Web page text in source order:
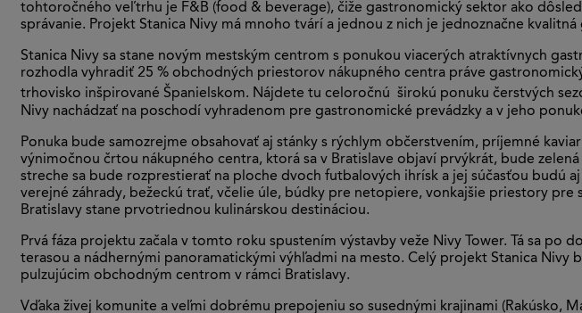
tohtoročného veľtrhu je F&B (food & beverage), čiže gastronomický sektor ako
správanie. Projekt Stanica Nivy má mnoho tvárí a jednou z nich je jednoznačne
Stanica Nivy sa stane novým mestským centrom s ponukou viacerých atraktívnych
rozhodla vyhradiť 25 % obchodných priestorov nákupného centra práve
trhovisko inšpirované Španielskom. Nájdete tu celoročnú širokú ponuku čerstvých
Nivy nachádzať na poschodí vyhradenom pre gastronomické prevádzky a v jeho
Ponuka bude samozrejme obsahovať aj stánky s rýchlym občerstvením, príjemné
výnimočnou črtou nákupného centra, ktorá sa v Bratislave objaví prvýkrát, bude
streche sa bude rozprestierať na ploche dvoch futbalových ihrísk a jej súčasťou budú
verejné záhrady, bežeckú trať, včelie úle, búdky pre netopiere, vonkajšie priestory
Bratislavy stane prvotriednou kulinárskou destináciou.
Prvá fáza projektu začala v tomto roku spustením výstavby veže Nivy Tower. Tá sa po
terasou a nádhernými panoramatickými výhľadmi na mesto. Celý projekt Stanica
pulzujúcim obchodným centrom v rámci Bratislavy.
Vďaka živej komunite a veľmi dobrému prepojeniu so susednými krajinami (Rakúsko,